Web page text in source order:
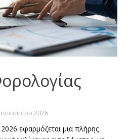
2026
εφαρμόζεται μια πλήρης